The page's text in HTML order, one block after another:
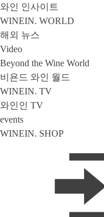
와인 인사이트
WINEIN. WORLD
해외 뉴스
Video
Beyond the Wine World
비욘드 와인 월드
WINEIN. TV
와인인 TV
events
WINEIN. SHOP